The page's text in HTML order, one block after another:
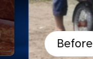
Before